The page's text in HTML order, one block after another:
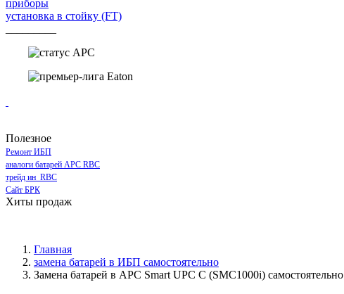
приборы
установка в стойку (FT)
Полезное
Ремонт ИБП
аналоги батарей APC RBC
трейд ин RBC
Сайт БРК
Хиты продаж
Главная
замена батарей в ИБП самостоятельно
Замена батарей в APC Smart UPC С (SMC1000i) самостоятельно